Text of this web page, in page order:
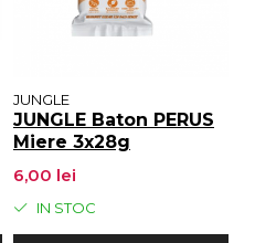
JUNGLE
JUNGLE Baton PERUS
Miere 3x28g
6,00 lei
IN STOC